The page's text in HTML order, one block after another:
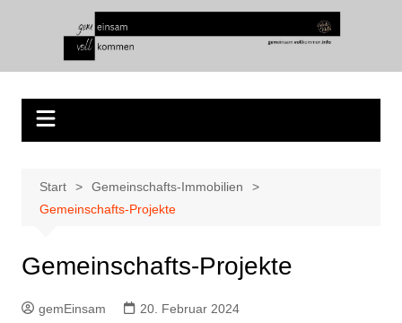
Start
Gemeinschafts-Immobilien
Gemeinschafts-Projekte
Gemeinschafts-Projekte
gemEinsam
20. Februar 2024